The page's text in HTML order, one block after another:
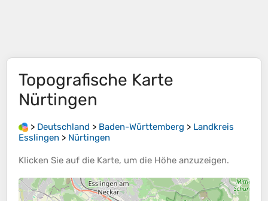
Topografische Karte
Nürtingen
> Deutschland > Baden-Württemberg > Landkreis
Esslingen > Nürtingen
Klicken Sie auf die Karte, um die Höhe anzuzeigen.